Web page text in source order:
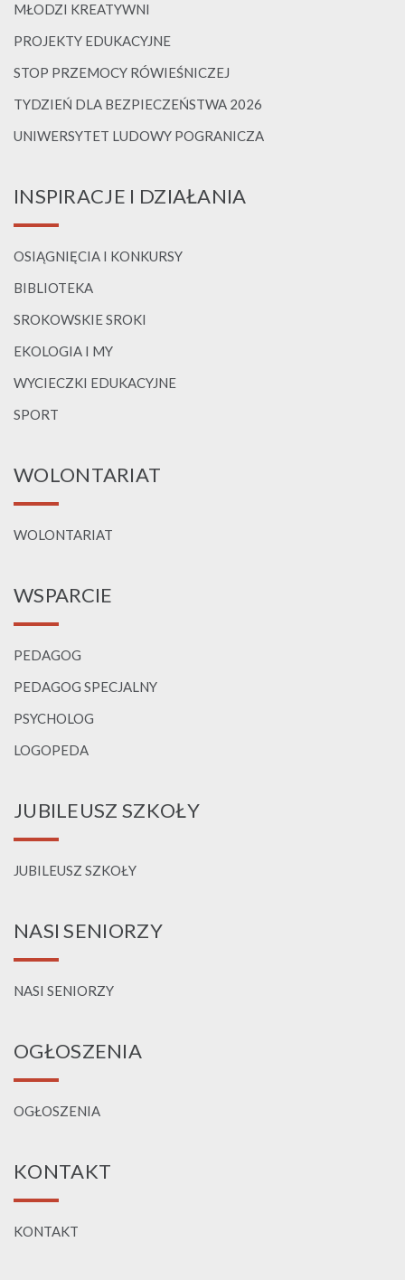
MŁODZI KREATYWNI
PROJEKTY EDUKACYJNE
STOP PRZEMOCY RÓWIEŚNICZEJ
TYDZIEŃ DLA BEZPIECZEŃSTWA 2026
UNIWERSYTET LUDOWY POGRANICZA
INSPIRACJE I DZIAŁANIA
OSIĄGNIĘCIA I KONKURSY
BIBLIOTEKA
SROKOWSKIE SROKI
EKOLOGIA I MY
WYCIECZKI EDUKACYJNE
SPORT
WOLONTARIAT
WOLONTARIAT
WSPARCIE
PEDAGOG
PEDAGOG SPECJALNY
PSYCHOLOG
LOGOPEDA
JUBILEUSZ SZKOŁY
JUBILEUSZ SZKOŁY
NASI SENIORZY
NASI SENIORZY
OGŁOSZENIA
OGŁOSZENIA
KONTAKT
KONTAKT